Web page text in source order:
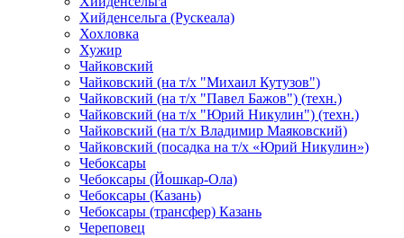
Хийденсельга (Рускеала)
Хохловка
Хужир
Чайковский
Чайковский (на т/х "Михаил Кутузов")
Чайковский (на т/х "Павел Бажов") (техн.)
Чайковский (на т/х "Юрий Никулин") (техн.)
Чайковский (на т/х Владимир Маяковский)
Чайковский (посадка на т/х «Юрий Никулин»)
Чебоксары
Чебоксары (Йошкар-Ола)
Чебоксары (Казань)
Чебоксары (трансфер) Казань
Череповец